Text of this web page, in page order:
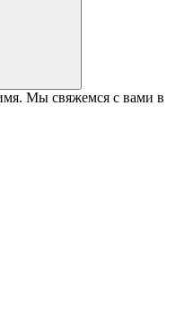
Мы свяжемся с вами в